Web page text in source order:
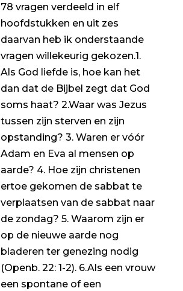
78 vragen verdeeld in elf
hoofdstukken en uit zes
daarvan heb ik onderstaande
vragen willekeurig gekozen.1.
Als God liefde is, hoe kan het
dan dat de Bijbel zegt dat God
soms haat? 2.Waar was Jezus
tussen zijn sterven en zijn
opstanding? 3. Waren er vóór
Adam en Eva al mensen op
aarde? 4. Hoe zijn christenen
ertoe gekomen de sabbat te
verplaatsen van de sabbat naar
de zondag? 5. Waarom zijn er
op de nieuwe aarde nog
bladeren ter genezing nodig
(Openb. 22: 1-2). 6.Als een vrouw
een spontane of een